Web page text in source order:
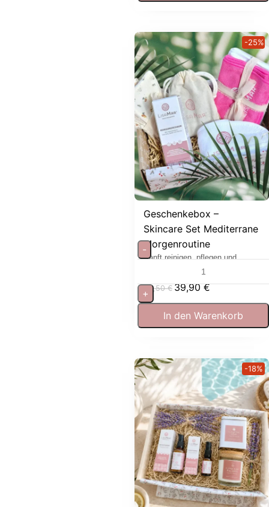
Geschenkebox –
Skincare Set Mediterrane
Morgenroutine
Sanft reinigen, pflegen und
-25%
53,50€ 39,90€
-
+
In den Warenkorb
-18%